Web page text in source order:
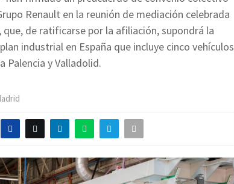
Renault en la reunión de mediación celebrada
de ratificarse por la afiliación, supondrá la
industrial en España que incluye cinco vehículos
Palencia y Valladolid.